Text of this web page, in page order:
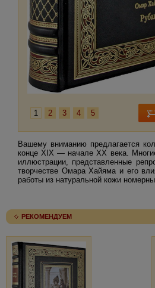
1 2 3 4 5
Вашему вниманию предлагается
конце XIX — начале XX века.
иллюстрации, представленные
творчестве Омара Хайяма и его
работы из натуральной кожи
РЕКОМЕНДУЕМ